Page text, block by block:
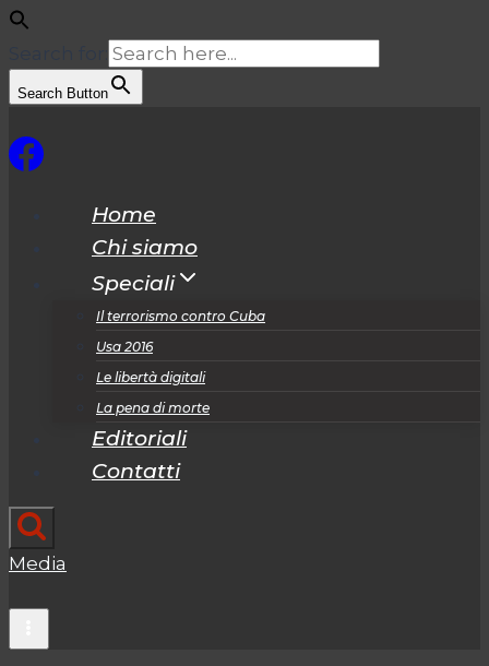
Search Button
al
Home
Chi siamo
Speciali
Il terrorismo contro Cuba
Usa 2016
Le libertà digitali
La pena di morte
Editoriali
Contatti
Media